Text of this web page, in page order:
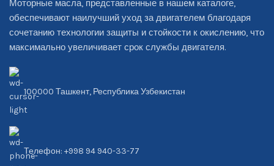
Моторные масла, представленные в нашем каталоге,
обеспечивают наилучший уход за двигателем благодаря
сочетанию технологии защиты и стойкости к окислению, что
максимально увеличивает срок службы двигателя.
100000 Ташкент, Республика Узбекистан
Телефон: +998 94 940-33-77